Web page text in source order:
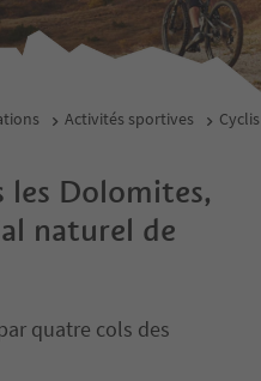
Activités sportives
les Dolomites,
naturel de
quatre cols des